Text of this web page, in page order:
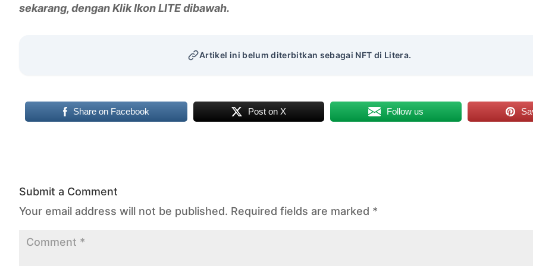
sekarang, dengan Klik Ikon LITE dibawah.
Artikel ini belum diterbitkan sebagai NFT di Litera.
Share on Facebook Post on X Follow us
Submit a Comment
Your email address will not be published. Required fields are marked *